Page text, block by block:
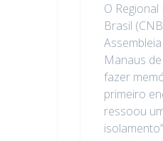
O
Brasil
Manaus
fazer
primeiro
ressoou